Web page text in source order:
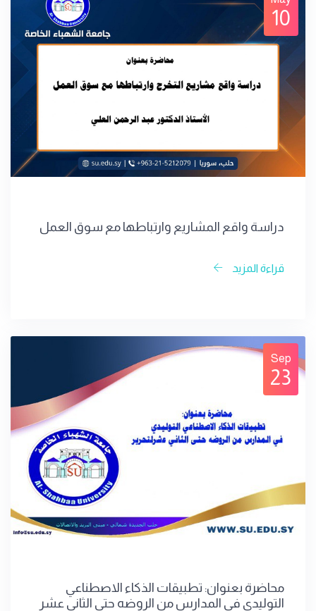
10
دراسة واقع المشاريع وارتباطها مع سوق العمل
قراءة المزيد
Sep
23
محاضرة بعنوان: تطبيقات الذكاء الاصطناعي
التوليدي في المدارس من الروضه حتى الثاني عشر